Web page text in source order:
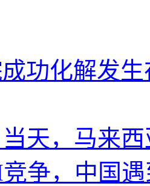
功化解发
天，马来
争，中国